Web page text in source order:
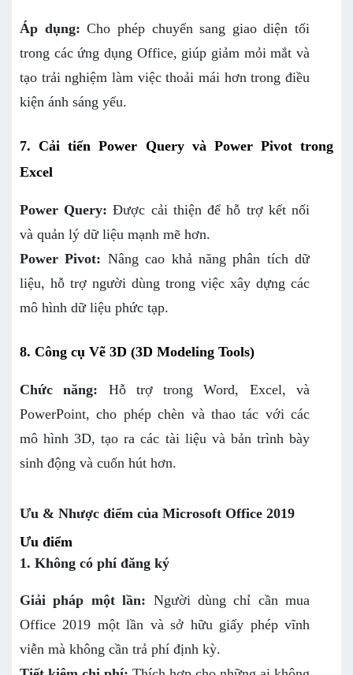
Áp dụng: Cho phép chuyển sang giao diện tối
trong các ứng dụng Office, giúp giảm mỏi mắt và
tạo trải nghiệm làm việc thoải mái hơn trong điều
kiện ánh sáng yếu.
7. Cải tiến Power Query và Power Pivot trong
Excel
Power Query: Được cải thiện để hỗ trợ kết nối
và quản lý dữ liệu mạnh mẽ hơn.
Power Pivot: Nâng cao khả năng phân tích dữ
liệu, hỗ trợ người dùng trong việc xây dựng các
mô hình dữ liệu phức tạp.
8. Công cụ Vẽ 3D (3D Modeling Tools)
Chức năng: Hỗ trợ trong Word, Excel, và
PowerPoint, cho phép chèn và thao tác với các
mô hình 3D, tạo ra các tài liệu và bản trình bày
sinh động và cuốn hút hơn.
Ưu & Nhược điểm của Microsoft Office 2019
Ưu điểm
1. Không có phí đăng ký
Giải pháp một lần: Người dùng chỉ cần mua
Office 2019 một lần và sở hữu giấy phép vĩnh
viễn mà không cần trả phí định kỳ.